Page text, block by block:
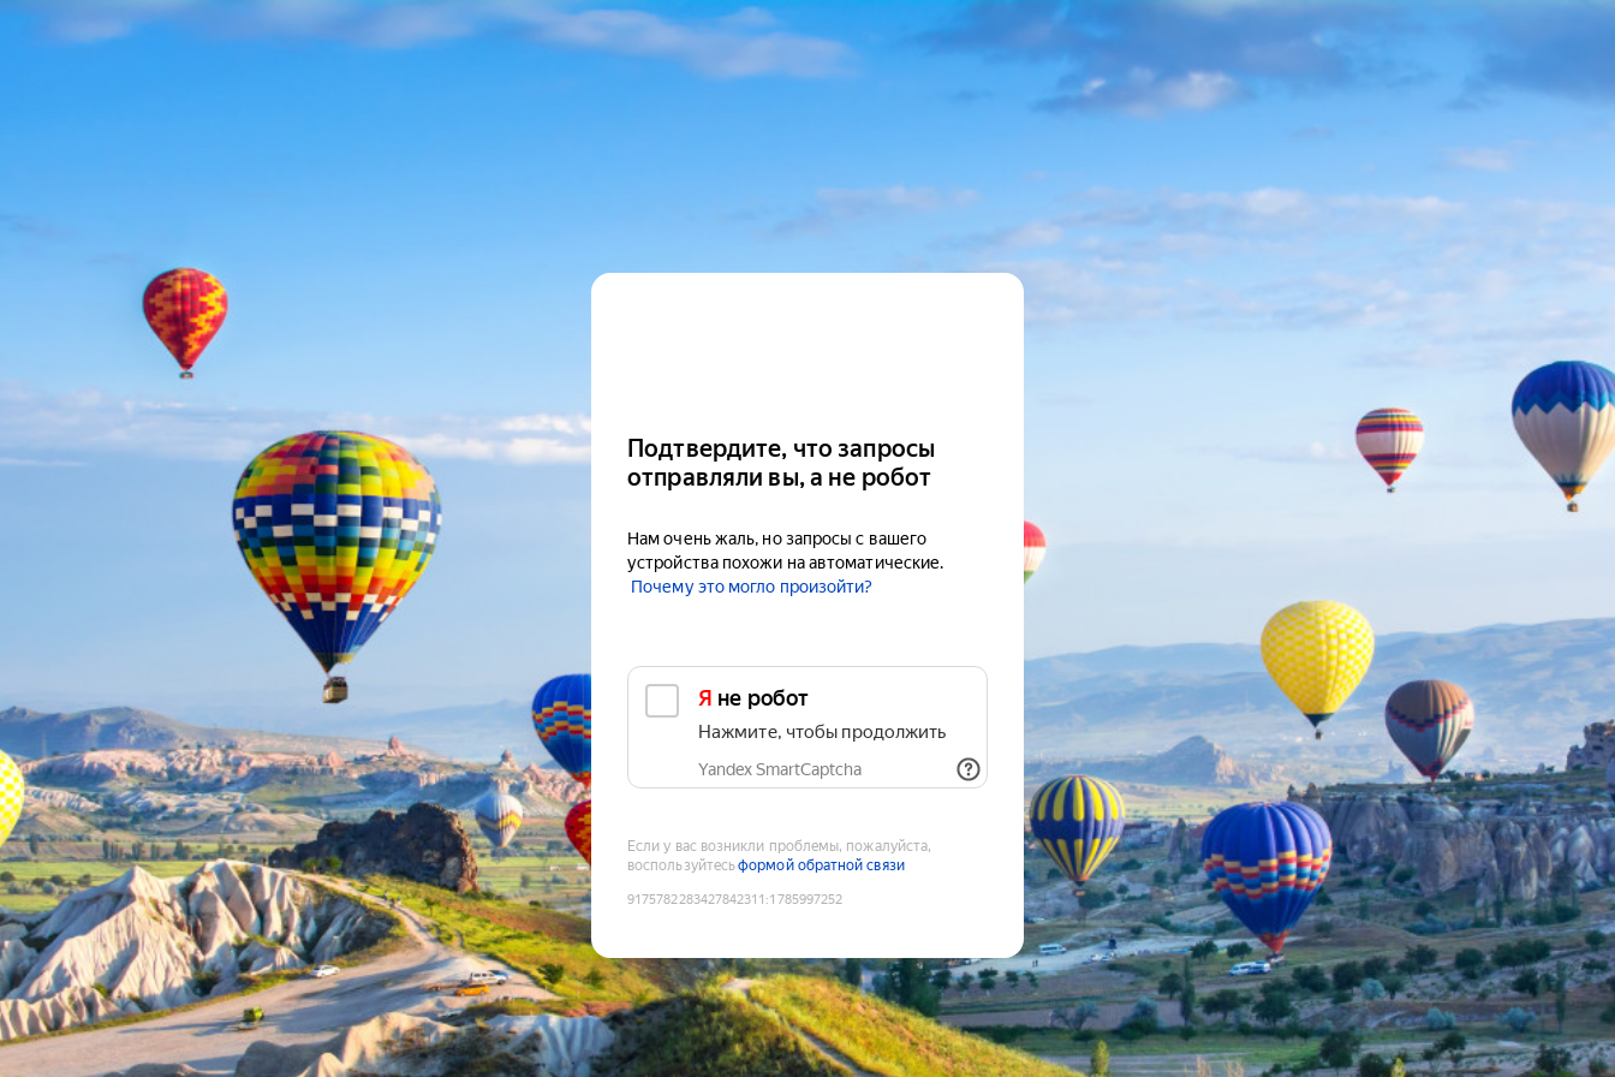
Подтвердите, что запросы
отправляли вы, а не робот
Нам очень жаль, но запросы с вашего
устройства похожи на автоматические.
Почему это могло произойти?
Я не робот
Нажмите, чтобы продолжить
Yandex SmartCaptcha
Если у вас возникли проблемы, пожалуйста,
воспользуйтесьформой обратной связи
9175782283427842311 :1785997252